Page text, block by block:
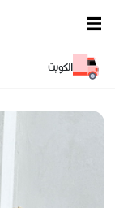
الكويت